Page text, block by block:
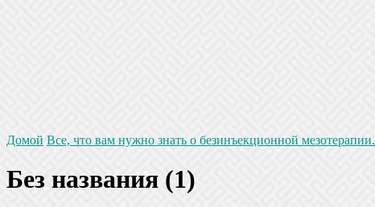
Домой Все, что вам нужно знать о безинъекционной мезотерапии.
Без названия (1)